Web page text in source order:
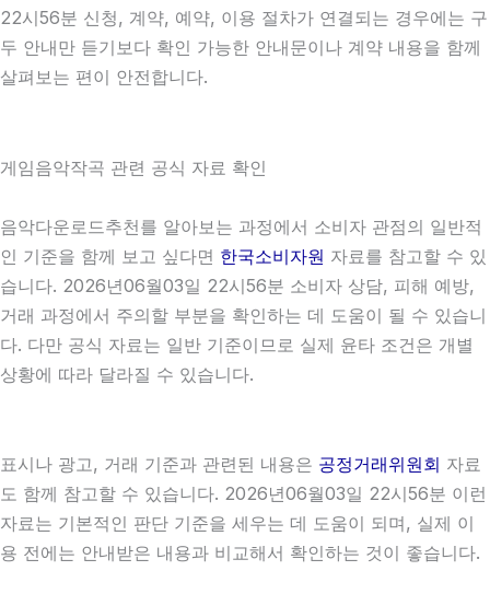
22시56분 신청, 계약, 예약, 이용 절차가 연결되는 경우에는 구
두 안내만 듣기보다 확인 가능한 안내문이나 계약 내용을 함께
살펴보는 편이 안전합니다.
게임음악작곡 관련 공식 자료 확인
음악다운로드추천를 알아보는 과정에서 소비자 관점의 일반적
인 기준을 함께 보고 싶다면 한국소비자원 자료를 참고할 수 있
습니다. 2026년06월03일 22시56분 소비자 상담, 피해 예방,
거래 과정에서 주의할 부분을 확인하는 데 도움이 될 수 있습니
다. 다만 공식 자료는 일반 기준이므로 실제 윤타 조건은 개별
상황에 따라 달라질 수 있습니다.
표시나 광고, 거래 기준과 관련된 내용은 공정거래위원회 자료
도 함께 참고할 수 있습니다. 2026년06월03일 22시56분 이런
자료는 기본적인 판단 기준을 세우는 데 도움이 되며, 실제 이
용 전에는 안내받은 내용과 비교해서 확인하는 것이 좋습니다.